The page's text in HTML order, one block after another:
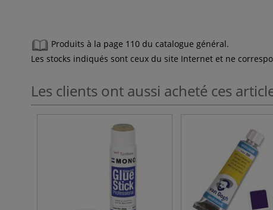
Produits à la page 110 du catalogue général.
Les stocks indiqués sont ceux du site Internet et ne
Les clients ont aussi acheté ces